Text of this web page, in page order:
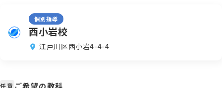
個別指導
西小岩校
江戸川区西小岩4-4-4
任意 ご希望の教科